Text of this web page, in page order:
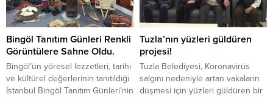
Bingöl Tanıtım Günleri Renkli
Görüntülere Sahne Oldu.
Bingöl’ün yöresel lezzetleri, tarihi
ve kültürel değerlerinin tanıtıldığı
İstanbul Bingöl Tanıtım Günleri’nin
Tuzla’nın yüzleri güldüren
projesi!
Tuzla Belediyesi, Koronavirüs
salgını nedeniyle artan vakaların
düşmesi için yüzleri güldüren bir